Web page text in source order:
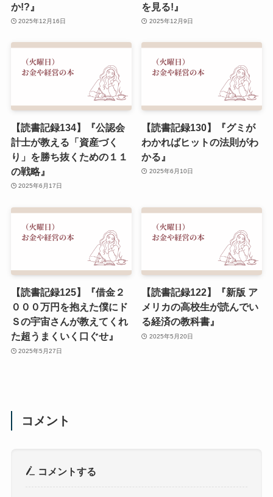
か!?』
2025年12月16日
を見る!』
2025年12月9日
【読書記録134】『公認会
計士が教える「資産づく
り」を勝ち抜くための１１
の戦略』
2025年6月17日
【読書記録130】『グミが
わかればヒットの法則がわ
かる』
2025年6月10日
【読書記録125】『借金２
０００万円を抱えた僕にド
Ｓの宇宙さんが教えてくれ
た超うまくいく口ぐせ』
2025年5月27日
【読書記録122】『新版 ア
メリカの高校生が読んでい
る経済の教科書』
2025年5月20日
コメント
コメントする